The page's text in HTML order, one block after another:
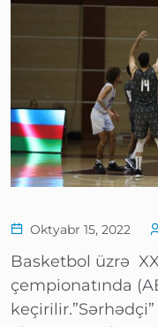
Oktyabr 15, 2022
Basketbol üzrə
çempionatında